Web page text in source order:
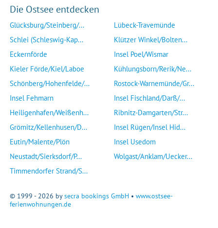
Die Ostsee entdecken
Glücksburg/Steinberg/...
Schlei (Schleswig-Kap...
Eckernförde
Kieler Förde/Kiel/Laboe
Schönberg/Hohenfelde/...
Insel Fehmarn
Heiligenhafen/Weißenh...
Grömitz/Kellenhusen/D...
Eutin/Malente/Plön
Neustadt/Sierksdorf/P...
Timmendorfer Strand/S...
Lübeck-Travemünde
Klützer Winkel/Bolten...
Insel Poel/Wismar
Kühlungsborn/Rerik/Ne...
Rostock-Warnemünde/Gr...
Insel Fischland/Darß/...
Ribnitz-Damgarten/Str...
Insel Rügen/Insel Hid...
Insel Usedom
Wolgast/Anklam/Uecker...
© 1999 - 2026 bysecra bookings GmbH • www.ostsee-
ferienwohnungen.de